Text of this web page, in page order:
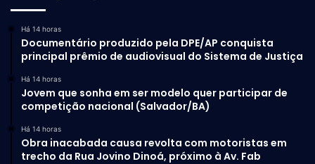
Há 14 horas
Documentário produzido pela DPE/AP conquista
principal prêmio de audiovisual do Sistema de Justiça
Há 14 horas
Jovem que sonha em ser modelo quer participar de
competição nacional (Salvador/BA)
Há 14 horas
Obra inacabada causa revolta com motoristas em
trecho da Rua Jovino Dinoá, próximo à Av. Fab